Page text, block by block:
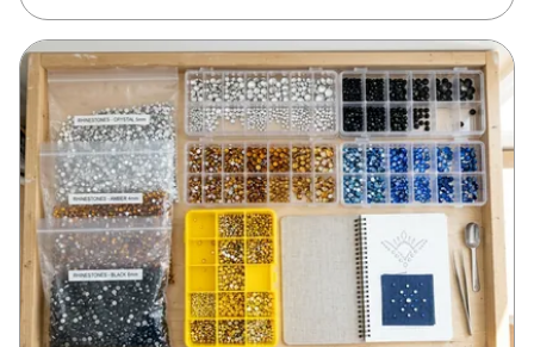
окупается, а где достаточно классики — с
рабочей пропорцией 80/20.